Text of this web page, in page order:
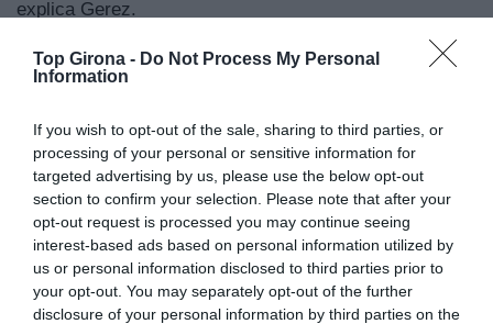
Top Girona - Do Not Process My Personal
Information
If you wish to opt-out of the sale, sharing to third parties, or
processing of your personal or sensitive information for
targeted advertising by us, please use the below opt-out
section to confirm your selection. Please note that after your
opt-out request is processed you may continue seeing
interest-based ads based on personal information utilized by
us or personal information disclosed to third parties prior to
your opt-out. You may separately opt-out of the further
disclosure of your personal information by third parties on the
explica Gerez.
Una dècada de cuina catalana contemporània
restaurant. Inaugurat el 2016 sota la direcció
gastronòmica de Xavier Sagristà i Toni Gerez —
ambdós amb una llarga trajectòria vinculada a El Bulli i
Mas Pau—, l'establiment ha consolidat una identitat
pròpia basada en la cuina catalana contemporània,
l'excel·lència del producte i una estreta vinculació amb
el territori.